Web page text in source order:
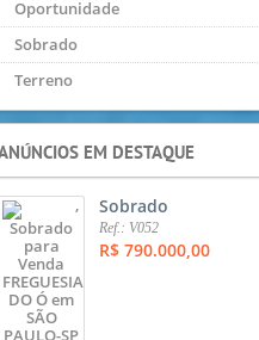
Oportunidade
Sobrado
Terreno
EM DESTAQUE
, Sobrado
Ref.: V052
R$ 790.000,00